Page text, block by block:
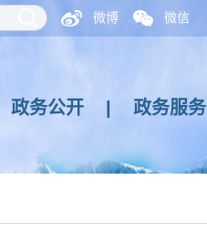
微博 微信
政务公开 政务服务